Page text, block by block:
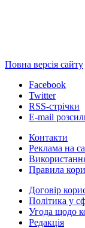
Повна версія сайту
Facebook
Twitter
RSS-стрічки
E-mail
Контакти
Реклама на
Правила
Договір
Політика у
Угода щодо
Редакція